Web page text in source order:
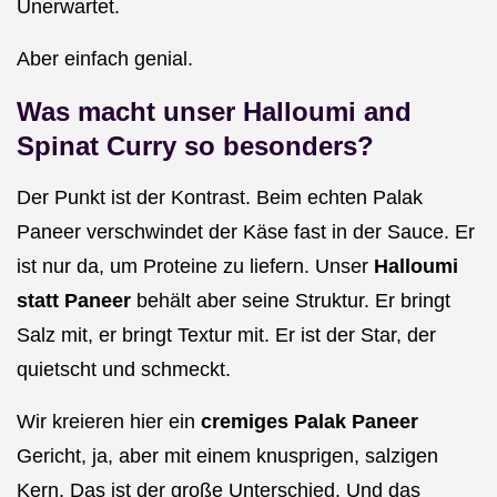
Unerwartet.
Aber einfach genial.
Was macht unser Halloumi and
Spinat Curry so besonders?
Der Punkt ist der Kontrast. Beim echten Palak
Paneer verschwindet der Käse fast in der Sauce. Er
ist nur da, um Proteine zu liefern. Unser Halloumi
statt Paneer behält aber seine Struktur. Er bringt
Salz mit, er bringt Textur mit. Er ist der Star, der
quietscht und schmeckt.
Wir kreieren hier ein cremiges Palak Paneer
Gericht, ja, aber mit einem knusprigen, salzigen
Kern. Das ist der große Unterschied. Und das